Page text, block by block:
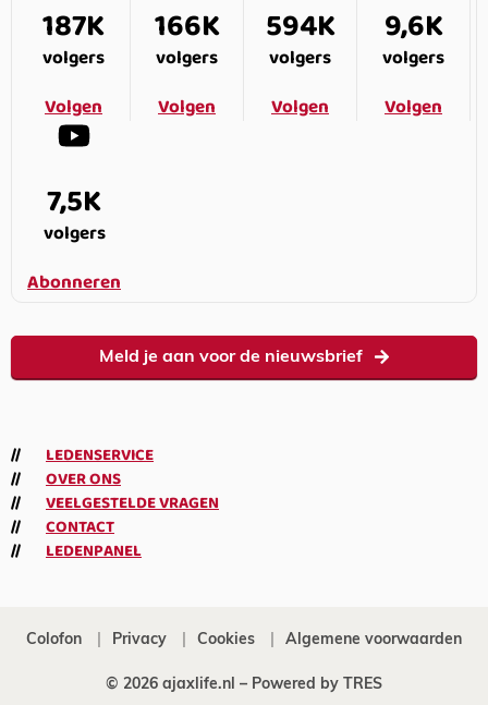
187K
volgers
Volgen
166K
volgers
Volgen
594K
volgers
Volgen
9,6K
volgers
Volgen
7,5K
volgers
Abonneren
Meld je aan voor de nieuwsbrief
LEDENSERVICE
OVER ONS
VEELGESTELDE VRAGEN
CONTACT
LEDENPANEL
Colofon Privacy Cookies Algemene voorwaarden
© 2026 ajaxlife.nl – Powered by TRES